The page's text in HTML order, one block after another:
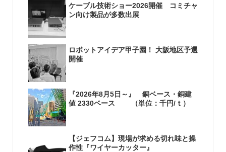
ケーブル技術ショー2026開催 コミチャ
ン向け製品が多数出展
ロボットアイデア甲子園！ 大阪地区予選
開催
『2026年8月5日～』 銅ベース・銅建
値 2330ベース （単位：千円/ｔ）
【ジェフコム】現場が求める切れ味と操
作性『ワイヤーカッター』